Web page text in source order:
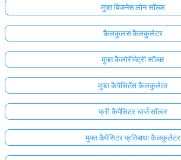
मुफ्त बिजनेस लोन सॉल्वर
कैलकुलस कैलकुलेटर
मुफ्त कैलोरीमेट्री सॉल्वर
मुफ्त कैपेसिटेंस कैलकुलेटर
फ्री कैपेसिटर चार्ज सॉल्वर
मुफ्त कैपेसिटर प्रतिबाधा कैलकुलेटर